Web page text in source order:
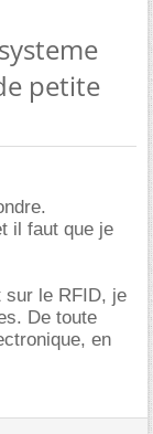
petite
il faut que je
sur le RFID, je
De toute
en